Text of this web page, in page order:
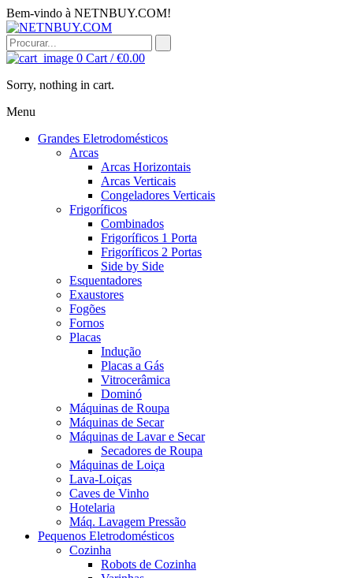
Bem-vindo à NETNBUY.COM!
0 Cart /€0.00
Sorry, nothing in cart.
Menu
Grandes Eletrodomésticos
Arcas
Arcas Horizontais
Arcas Verticais
Congeladores Verticais
Frigoríficos
Combinados
Frigoríficos 1 Porta
Frigoríficos 2 Portas
Side by Side
Esquentadores
Exaustores
Fogões
Fornos
Placas
Indução
Placas a Gás
Vitrocerâmica
Dominó
Máquinas de Roupa
Máquinas de Secar
Máquinas de Lavar e Secar
Secadores de Roupa
Máquinas de Loiça
Lava-Loiças
Caves de Vinho
Hotelaria
Máq. Lavagem Pressão
Pequenos Eletrodomésticos
Cozinha
Robots de Cozinha